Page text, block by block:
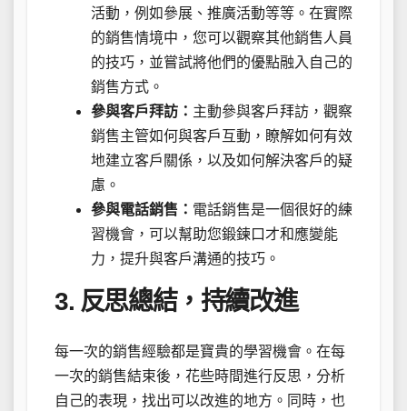
活動，例如參展、推廣活動等等。在實際
的銷售情境中，您可以觀察其他銷售人員
的技巧，並嘗試將他們的優點融入自己的
銷售方式。
參與客戶拜訪： 主動參與客戶拜訪，觀察
銷售主管如何與客戶互動，瞭解如何有效
地建立客戶關係，以及如何解決客戶的疑
慮。
參與電話銷售： 電話銷售是一個很好的練
習機會，可以幫助您鍛鍊口才和應變能
力，提升與客戶溝通的技巧。
3. 反思總結，持續改進
每一次的銷售經驗都是寶貴的學習機會。在每
一次的銷售結束後，花些時間進行反思，分析
自己的表現，找出可以改進的地方。同時，也